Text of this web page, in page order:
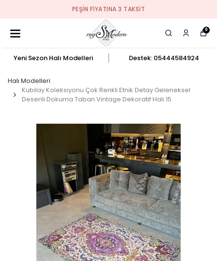
PEŞIN FIYATINA 3 TAKSIT
0
Yeni Sezon Halı Modelleri Destek: 05444584924
Halı Modelleri
Kubilay Koleksiyonu Çok Renkli Etnik Detay Geleneksel
Desenli Dokuma Taban Vintage Dekoratif Halı 15